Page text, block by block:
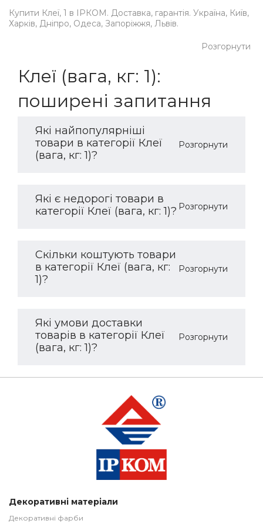
Купити Клеї, 1 в ІРКОМ. Доставка, гарантія. Україна, Київ,
Харків, Дніпро, Одеса, Запоріжжя, Львів.
Розгорнути
Клеї (вага, кг: 1):
поширені запитання
Які найпопулярніші
товари в категорії Клеї
(вага, кг: 1)?
Розгорнути
Які є недорогі товари в
категорії Клеї (вага, кг: 1)? Розгорнути
Скільки коштують товари
в категорії Клеї (вага, кг:
1)?
Розгорнути
Які умови доставки
товарів в категорії Клеї
(вага, кг: 1)?
Розгорнути
Декоративні матеріали
Декоративні фарби